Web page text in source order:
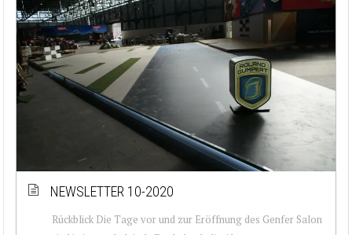
NEWSLETTER 10-2020
Rückblick Die Tage vor und zur Eröffnung des Genfer Salon